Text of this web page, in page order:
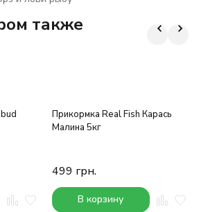
также
Прикормка Real Fish Карась
Малина 5кг
499 грн.
В корзину